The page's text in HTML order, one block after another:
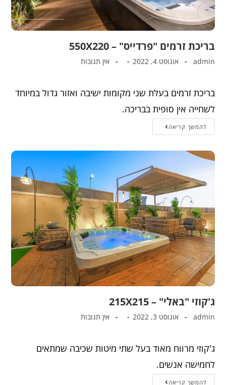
בריכת זרמים "פרדייס" – 550X220
admin אוגוסט 4, 2022 אין תגובות
בריכת זרמים בעלת שני מקומות ישיבה ואזור גדול במיוחד
לשחייה אין סופית בבריכה.
להמשך קריאה
ג'קוזי "באלי" – 215X215
admin אוגוסט 3, 2022 אין תגובות
ג'קוזי מרווח מאוד בעל שתי מיטות שכיבה שמתאים
לחמישה אנשים.
להמשך קריאה